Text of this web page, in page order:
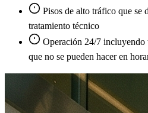
Pisos de alto tráfico que se
tratamiento técnico
Operación 24/7 incluyendo
que no se pueden hacer en